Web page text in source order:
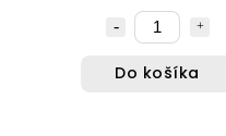
Do košíka